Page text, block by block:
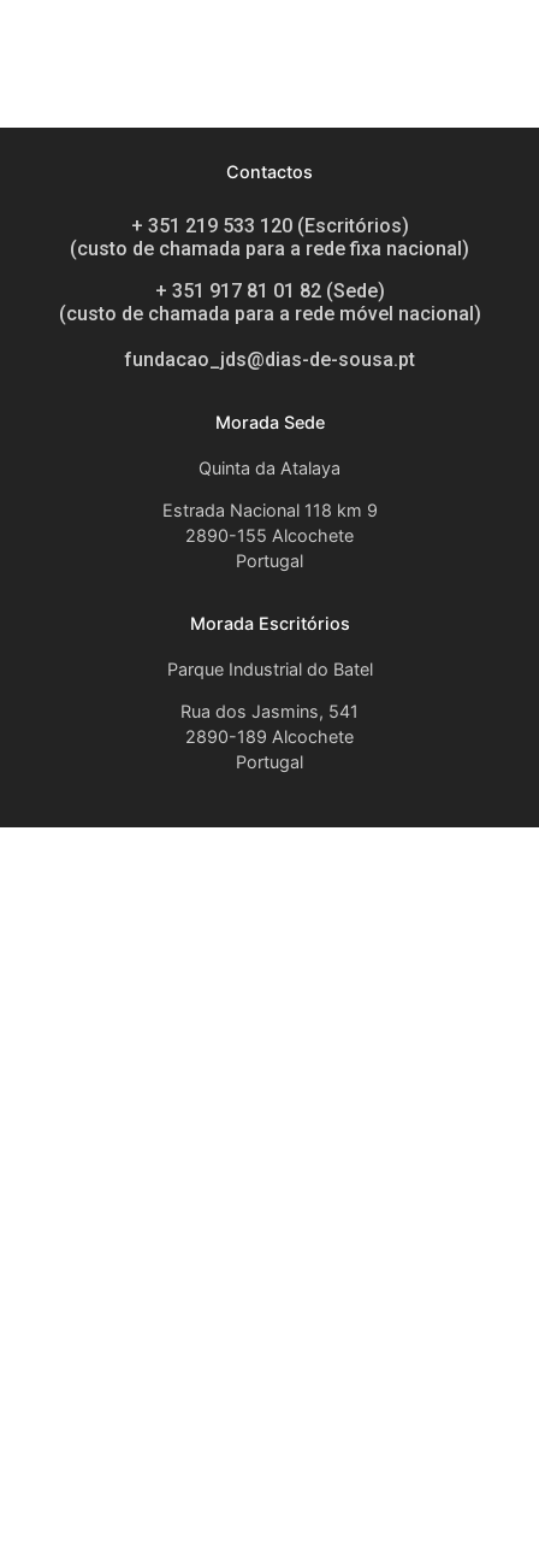
Contactos
+ 351 219 533 120 (Escritórios)
(custo de chamada para a rede fixa nacional)
+ 351 917 81 01 82 (Sede)
(custo de chamada para a rede móvel nacional)
fundacao_jds@dias-de-sousa.pt
Morada Sede
Quinta da Atalaya
Estrada Nacional 118 km 9
2890-155 Alcochete
Portugal
Morada Escritórios
Parque Industrial do Batel
Rua dos Jasmins, 541
2890-189 Alcochete
Portugal